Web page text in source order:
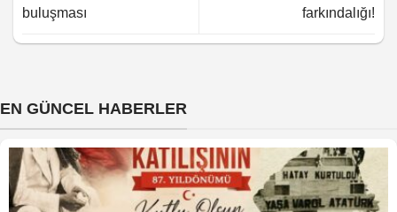
buluşması
farkındalığı!
EN GÜNCEL HABERLER